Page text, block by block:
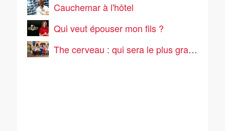
Cauchemar à l'hôtel
Qui veut épouser mon fils ?
The cerveau : qui sera le plus grand cerveau de la télé-réalité ?